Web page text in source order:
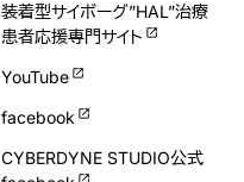
装着型サイボーグ”HAL”治療
患者応援専門サイト
YouTube
facebook
CYBERDYNE STUDIO公式